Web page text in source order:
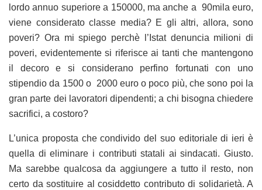
lordo annuo superiore a 150000, ma anche a 90mila euro,
viene considerato classe media? E gli altri, allora, sono
poveri? Ora mi spiego perchè l’Istat denuncia milioni di
poveri, evidentemente si riferisce ai tanti che mantengono
il decoro e si considerano perfino fortunati con uno
stipendio da 1500 o 2000 euro o poco più, che sono poi la
gran parte dei lavoratori dipendenti; a chi bisogna chiedere
sacrifici, a costoro?
L’unica proposta che condivido del suo editoriale di ieri è
quella di eliminare i contributi statali ai sindacati. Giusto.
Ma sarebbe qualcosa da aggiungere a tutto il resto, non
certo da sostituire al cosiddetto contributo di solidarietà. A